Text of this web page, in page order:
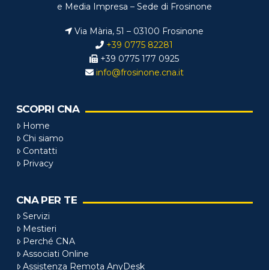
e Media Impresa – Sede di Frosinone
Via Mària, 51 – 03100 Frosinone
+39 0775 82281
+39 0775 177 0925
info@frosinone.cna.it
SCOPRI CNA
Home
Chi siamo
Contatti
Privacy
CNA PER TE
Servizi
Mestieri
Perché CNA
Associati Online
Assistenza Remota AnyDesk